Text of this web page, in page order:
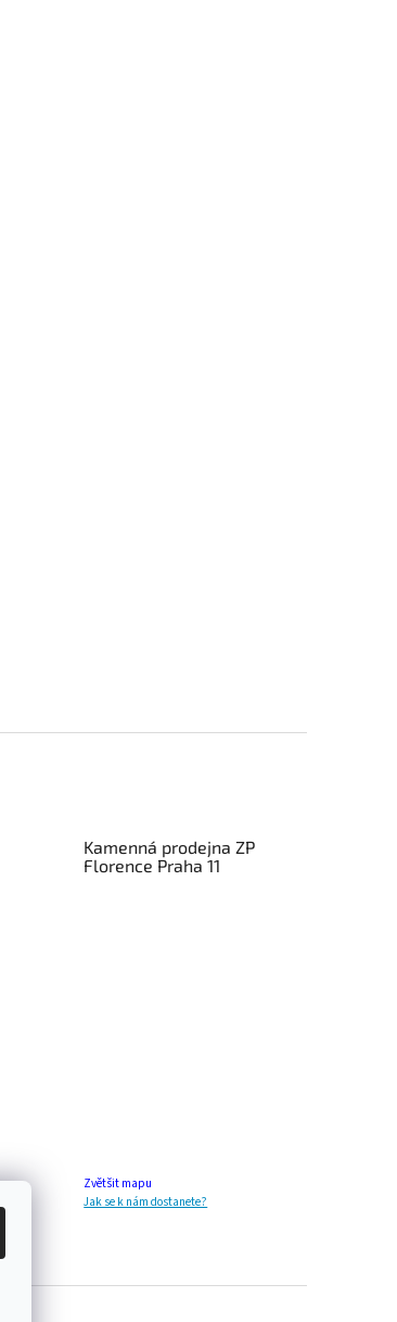
Kamenná prodejna ZP
Florence Praha 11
Zvětšit mapu
Jak se k nám dostanete?